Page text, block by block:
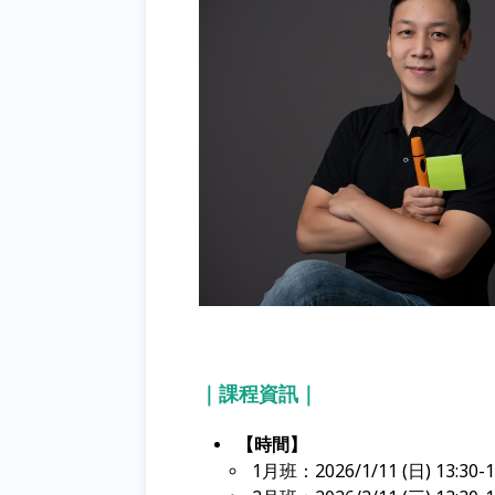
｜課程資訊｜
【時間】
1月班：2026/1/11 (日) 13:30-